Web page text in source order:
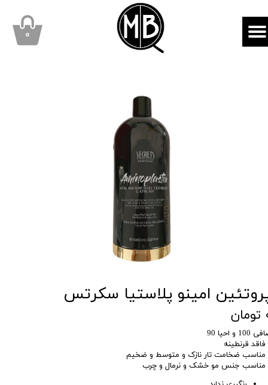
۰
امینو پلاستیا سکرتس
100 و احیا 90
فاقد قرنطینه
مناسب ضخامت تار نازک و متوسط و ضخیم
مناسب جنس مو خشک و نرمال و چرب